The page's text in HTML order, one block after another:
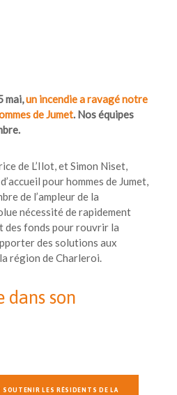
mai,un incendie a ravagé notre
de Jumet. Nos équipes
de L’Ilot, et Simon Niset,
pour hommes de Jumet,
de l’ampleur de la
nécessité de rapidement
des fonds pour rouvrir la
des solutions aux
région de Charleroi.
dans son
SOUTENIR LES RÉSIDENTS DE LA